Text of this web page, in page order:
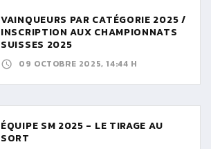
VAINQUEURS PAR CATÉGORIE 2025 /
INSCRIPTION AUX CHAMPIONNATS
SUISSES 2025
09 OCTOBRE 2025, 14:44 H
ÉQUIPE SM 2025 - LE TIRAGE AU
SORT